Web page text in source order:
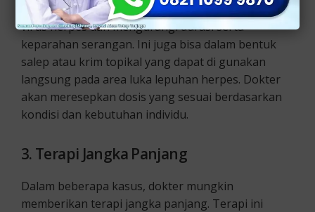
antivirus ini membantu mengendalikan replikasi
virus herpes dan mengurangi durasi serta
keparahan serangan. Ini juga bisa dalam bentuk
salep atau krim topikal yang dapat di gunakan
langsung pada area luka lepuhan herpes. Dokter
akan meresepkan dosis yang sesuai berdasarkan
kondisi dan kebutuhan individu.
3. Terapi Jangka Panjang
Dalam beberapa kasus, dokter mungkin
memberikan terapi jangka panjang. Terapi ini